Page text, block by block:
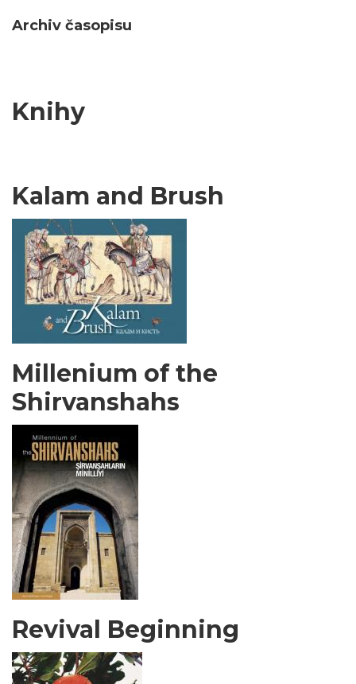
Archiv časopisu
Knihy
Kalam and Brush
Millenium of the
Shirvanshahs
Revival Beginning